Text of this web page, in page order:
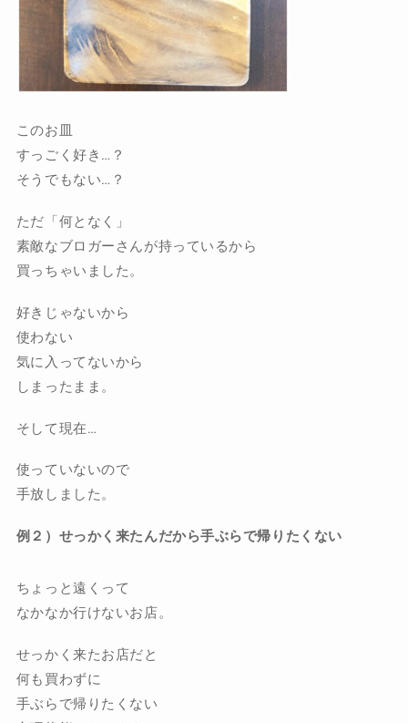
このお皿
すっごく好き…？
そうでもない…？
ただ「何となく」
素敵なブロガーさんが持っているから
買っちゃいました。
好きじゃないから
使わない
気に入ってないから
しまったまま。
そして現在…
使っていないので
手放しました。
例２）せっかく来たんだから手ぶらで帰りたくない
ちょっと遠くって
なかなか行けないお店。
せっかく来たお店だと
何も買わずに
手ぶらで帰りたくない